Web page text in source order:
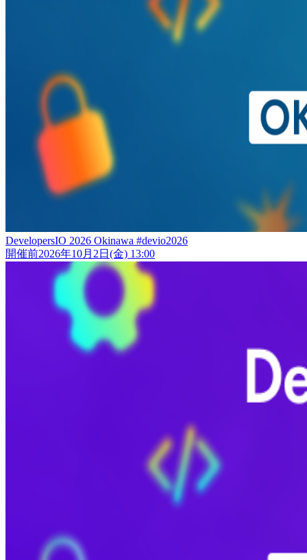
DevelopersIO 2026 Okinawa #devio2026
開催前2026年10月2日(金) 13:00